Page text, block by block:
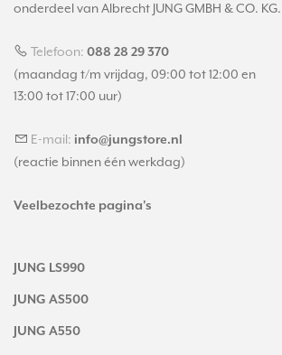
onderdeel van Albrecht JUNG GMBH & CO. KG.
Telefoon: 088 28 29 370
(maandag t/m vrijdag, 09:00 tot 12:00 en
13:00 tot 17:00 uur)
E-mail: info@jungstore.nl
(reactie binnen één werkdag)
Veelbezochte pagina's
JUNG LS990
JUNG AS500
JUNG A550